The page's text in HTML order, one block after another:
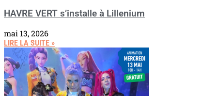
HAVRE VERT s’installe à Lillenium
mai 13, 2026
LIRE LA SUITE »